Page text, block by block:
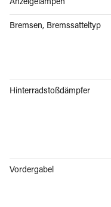
Anzeigelampen
Bremsen, Bremssatteltyp
Hinterradstoßdämpfer
Vordergabel